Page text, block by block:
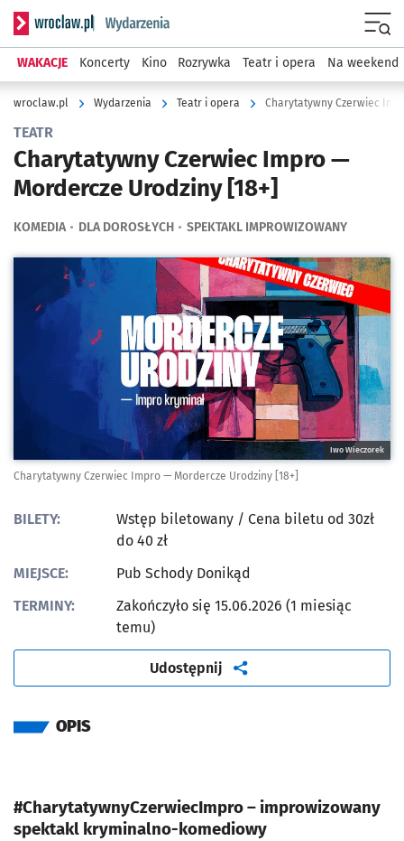
Serwis informacyjny wroclaw.pl podserwis: Wydarzenia
WAKACJE Koncerty Kino Rozrywka Teatr i opera Na weekend
wroclaw.pl Wydarzenia Teatr i opera Charytatywny Czerwiec
TEATR
Charytatywny Czerwiec Impro —
Mordercze Urodziny [18+]
KOMEDIA DLA DOROSŁYCH SPEKTAKL IMPROWIZOWANY
Kliknij, aby powiększyć
Iwo Wieczorek
Charytatywny Czerwiec Impro — Mordercze Urodziny [18+]
BILETY: Wstęp biletowany / Cena biletu od 30zł
do 40 zł
MIEJSCE:
Pub Schody Donikąd
TERMINY:
Zakończyło się 15.06.2026 (1 miesiąc
temu)
Udostępnij artykuł
OPIS
#CharytatywnyCzerwiecImpro – improwizowany
spektakl kryminalno-komediowy